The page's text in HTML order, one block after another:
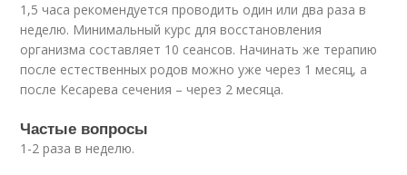
1,5 часа рекомендуется проводить один или два раза в
неделю. Минимальный курс для восстановления
организма составляет 10 сеансов. Начинать же терапию
после естественных родов можно уже через 1 месяц, а
после Кесарева сечения – через 2 месяца.
Частые вопросы
1-2 раза в неделю.